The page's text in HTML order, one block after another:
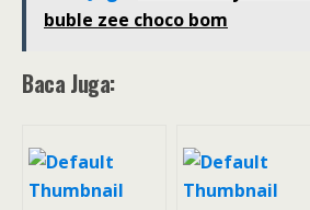
buble zee choco bom
Baca Juga: